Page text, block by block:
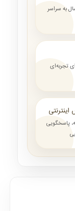
به سراسر
تجربه‌ای
پاسخگویی